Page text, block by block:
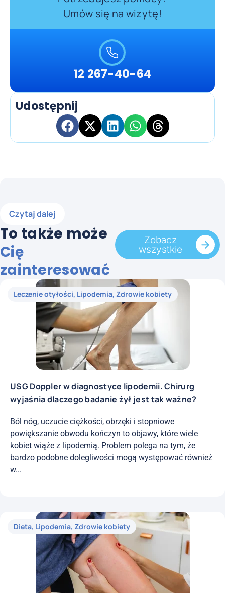
Umów się na wizytę!
12 267-40-64
Udostępnij
Czytaj dalej
To także może
Cię
zainteresować
Zobacz
wszystkie
Leczenie otyłości, Lipodemia, Zdrowie kobiety
USG Doppler w diagnostyce lipodemii. Chirurg
wyjaśnia dlaczego badanie żył jest tak ważne?
Ból nóg, uczucie ciężkości, obrzęki i stopniowe
powiększanie obwodu kończyn to objawy, które wiele
kobiet wiąże z lipodemią. Problem polega na tym, że
bardzo podobne dolegliwości mogą występować również
w...
Dieta, Lipodemia, Zdrowie kobiety